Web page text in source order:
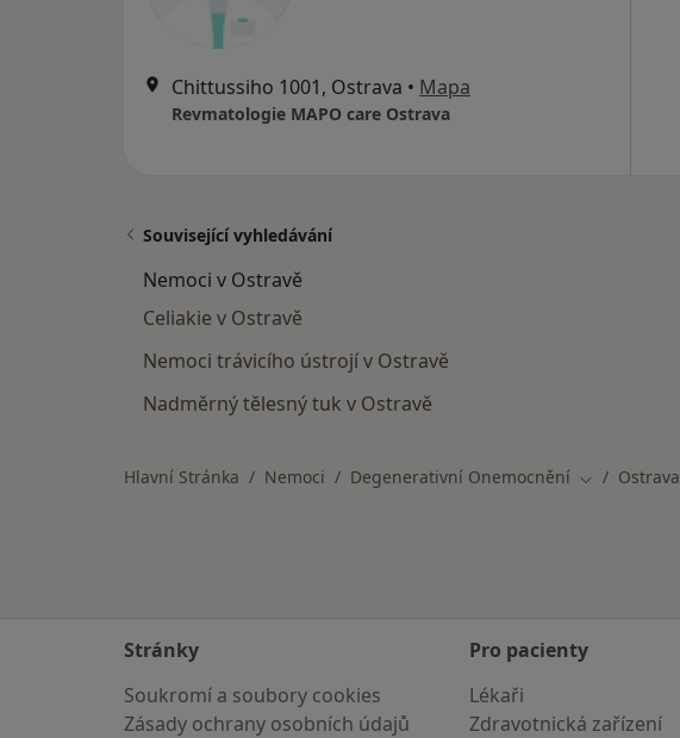
Chittussiho 1001, Ostrava • Mapa
Revmatologie MAPO care Ostrava
Související vyhledávání
Nemoci v Ostravě
Celiakie v Ostravě
Nemoci trávicího ústrojí v Ostravě
Nadměrný tělesný tuk v Ostravě
Hlavní Stránka Nemoci Degenerativní Onemocnění Změna města
Ostrava
Stránky
Soukromí a soubory cookies
Zásady ochrany osobních údajů
Pro pacienty
Lékaři
Zdravotnická zařízení